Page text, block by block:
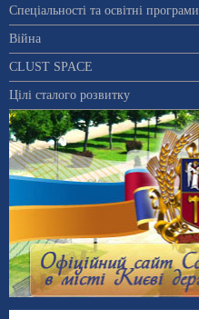
Спеціальності та освітні програми
Війна
CLUST SPACE
Цілі сталого розвитку